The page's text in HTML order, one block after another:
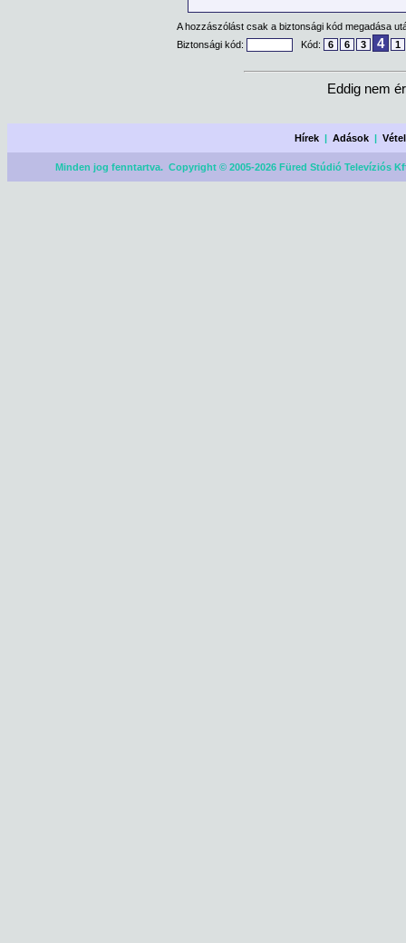
A hozzászólást csak a biztonsági kód megadása
Biztonsági kód:
Kód: 6 6 3 4 1
Eddig nem
Hírek |Adások |
Minden jog fenntartva. Copyright © 2005-2026 Füred Stúdió Televíziós